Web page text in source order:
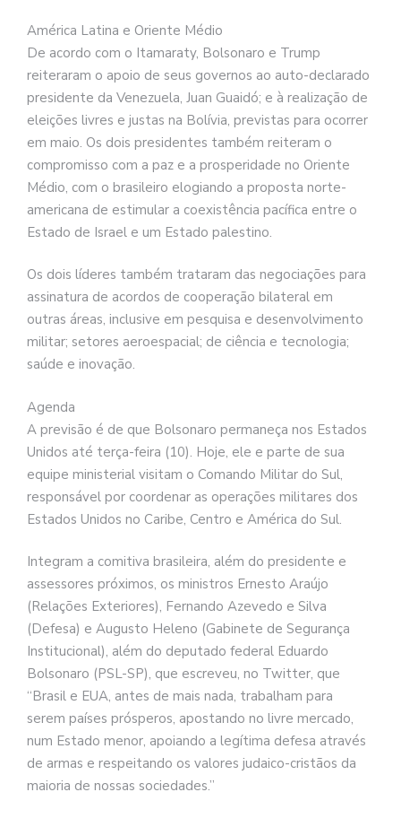
América Latina e Oriente Médio
De acordo com o Itamaraty, Bolsonaro e Trump
reiteraram o apoio de seus governos ao auto-declarado
presidente da Venezuela, Juan Guaidó; e à realização de
eleições livres e justas na Bolívia, previstas para ocorrer
em maio. Os dois presidentes também reiteram o
compromisso com a paz e a prosperidade no Oriente
Médio, com o brasileiro elogiando a proposta norte-
americana de estimular a coexistência pacífica entre o
Estado de Israel e um Estado palestino.
Os dois líderes também trataram das negociações para
assinatura de acordos de cooperação bilateral em
outras áreas, inclusive em pesquisa e desenvolvimento
militar; setores aeroespacial; de ciência e tecnologia;
saúde e inovação.
Agenda
A previsão é de que Bolsonaro permaneça nos Estados
Unidos até terça-feira (10). Hoje, ele e parte de sua
equipe ministerial visitam o Comando Militar do Sul,
responsável por coordenar as operações militares dos
Estados Unidos no Caribe, Centro e América do Sul.
Integram a comitiva brasileira, além do presidente e
assessores próximos, os ministros Ernesto Araújo
(Relações Exteriores), Fernando Azevedo e Silva
(Defesa) e Augusto Heleno (Gabinete de Segurança
Institucional), além do deputado federal Eduardo
Bolsonaro (PSL-SP), que escreveu, no Twitter, que
“Brasil e EUA, antes de mais nada, trabalham para
serem países prósperos, apostando no livre mercado,
num Estado menor, apoiando a legítima defesa através
de armas e respeitando os valores judaico-cristãos da
maioria de nossas sociedades.”